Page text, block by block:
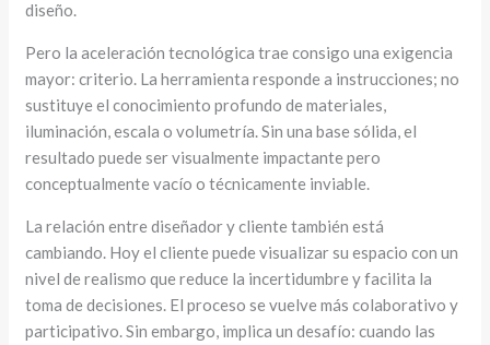
diseño.
Pero la aceleración tecnológica trae consigo una exigencia
mayor: criterio. La herramienta responde a instrucciones; no
sustituye el conocimiento profundo de materiales,
iluminación, escala o volumetría. Sin una base sólida, el
resultado puede ser visualmente impactante pero
conceptualmente vacío o técnicamente inviable.
La relación entre diseñador y cliente también está
cambiando. Hoy el cliente puede visualizar su espacio con un
nivel de realismo que reduce la incertidumbre y facilita la
toma de decisiones. El proceso se vuelve más colaborativo y
participativo. Sin embargo, implica un desafío: cuando las